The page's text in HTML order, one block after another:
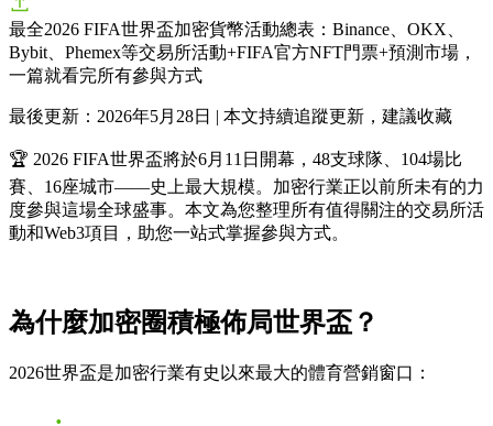
最全2026 FIFA世界盃加密貨幣活動總表：Binance、OKX、
Bybit、Phemex等交易所活動+FIFA官方NFT門票+預測市場，
一篇就看完所有參與方式
最後更新：2026年5月28日 | 本文持續追蹤更新，建議收藏
🏆 2026 FIFA世界盃將於6月11日開幕，48支球隊、104場比
賽、16座城市——史上最大規模。加密行業正以前所未有的力
度參與這場全球盛事。本文為您整理所有值得關注的交易所活
動和Web3項目
，助您一站式掌握參與方式。
為什麼加密圈積極佈局世界盃？
2026世界盃是加密行業有史以來最大的體育營銷窗口：